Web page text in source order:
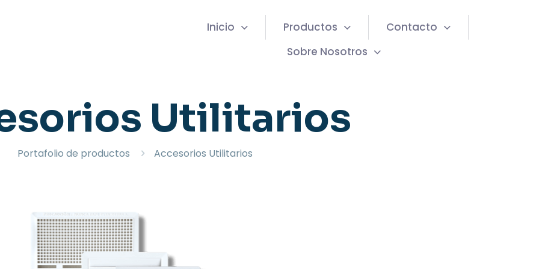
Inicio Productos
Contacto
Sobre Nosotros
Utilitarios
Portafolio de productos Accesorios Utilitarios